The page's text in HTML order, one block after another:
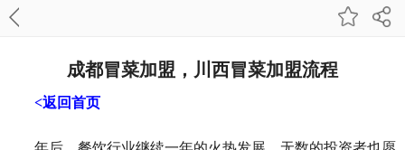
成都冒菜加盟，川西冒菜加盟流程
<返回首页